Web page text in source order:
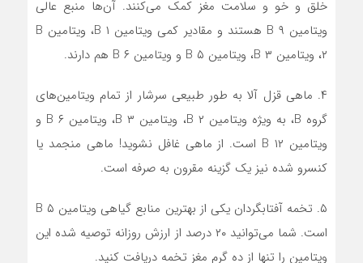
خلق و خو و سلامت مغز کمک می‌کنند. آن‌ها منبع عالی
ویتامین B ۹ هستند و مقادیر کمی ویتامین B ۱، ویتامین B
۲، ویتامین B ۳، ویتامین B ۵ و ویتامین B ۶ هم دارند.
۴. ماهی قزل آلا به طور طبیعی سرشار از تمام ویتامین‌های
گروه B، به ویژه ویتامین B ۲، ویتامین B ۳، ویتامین B ۶ و
ویتامین B ۱۲ است. از ماهی غافل نشوید! ماهی منجمد یا
کنسرو شده نیز یک گزینه مقرون به صرفه است.
۵. تخمه آفتابگردان یکی از بهترین منابع گیاهی ویتامین B ۵
است. شما می‌توانید ۲۰ درصد از ارزش روزانه توصیه شده این
ویتامین را تنها از ده گرم مغز تخمه دریافت کنید.